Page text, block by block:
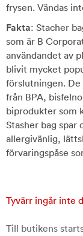
frysen. Vändas
Fakta: Stacher
som är B
användandet av
blivit mycket
förslutningen.
från BPA,
biprodukter som
Stasher bag spar
allergivänlig,
förvaringspåse
Tyvärr ingår inte
Till butikens